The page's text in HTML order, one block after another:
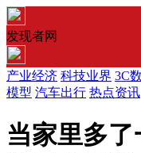
发现者网
产业经济 科技业界 3C
模型 汽车出行 热点资讯
当家里多